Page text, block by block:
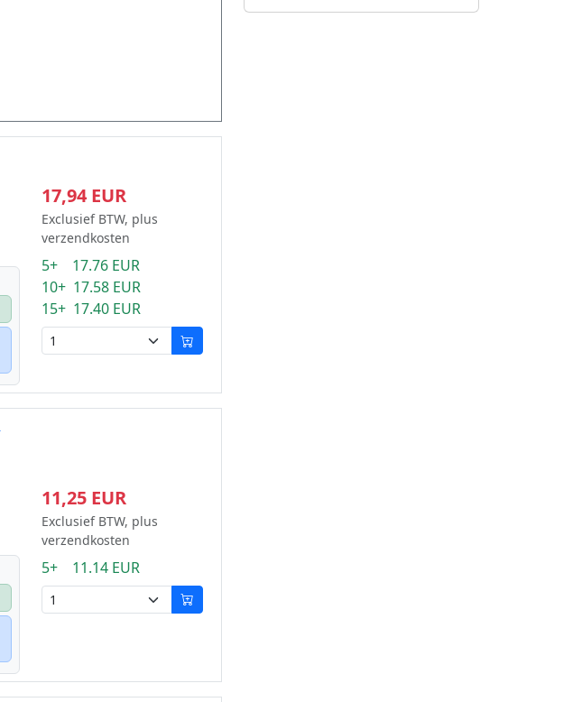
17,94 EUR
Exclusief BTW, plus
verzendkosten
5+ 17.76 EUR
10+ 17.58 EUR
15+ 17.40 EUR
11,25 EUR
Exclusief BTW, plus
verzendkosten
5+ 11.14 EUR